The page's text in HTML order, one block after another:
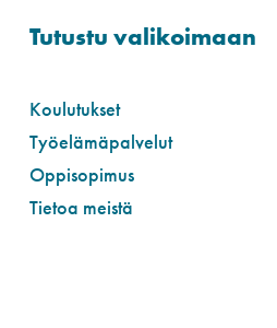
Tutustu valikoimaan
Koulutukset
Työelämäpalvelut
Oppisopimus
Tietoa meistä